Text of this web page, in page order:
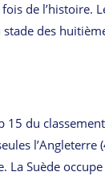
de l’histoire.
des
15 du
l’Angleterre
La Suède